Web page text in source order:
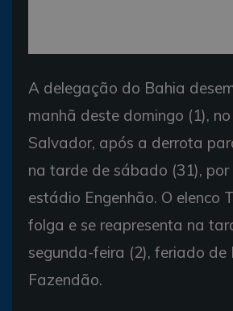
A delegação do Bahia
manhã deste domingo (1),
Salvador, após a derrota
na tarde de sábado (31), por
estádio Engenhão. O elenco
folga e se reapresenta na
segunda-feira (2), feriado de
Fazendão.